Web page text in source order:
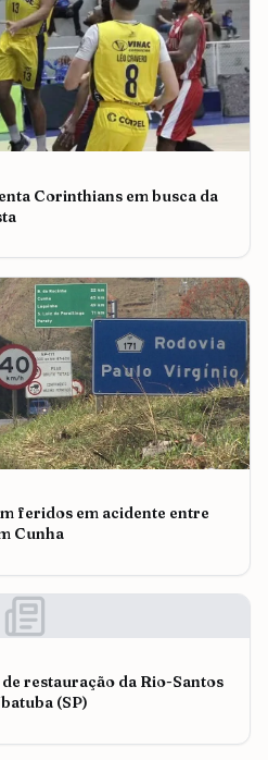
Corinthians em busca da
feridos em acidente entre
Cunha
restauração da Rio-Santos
(SP)